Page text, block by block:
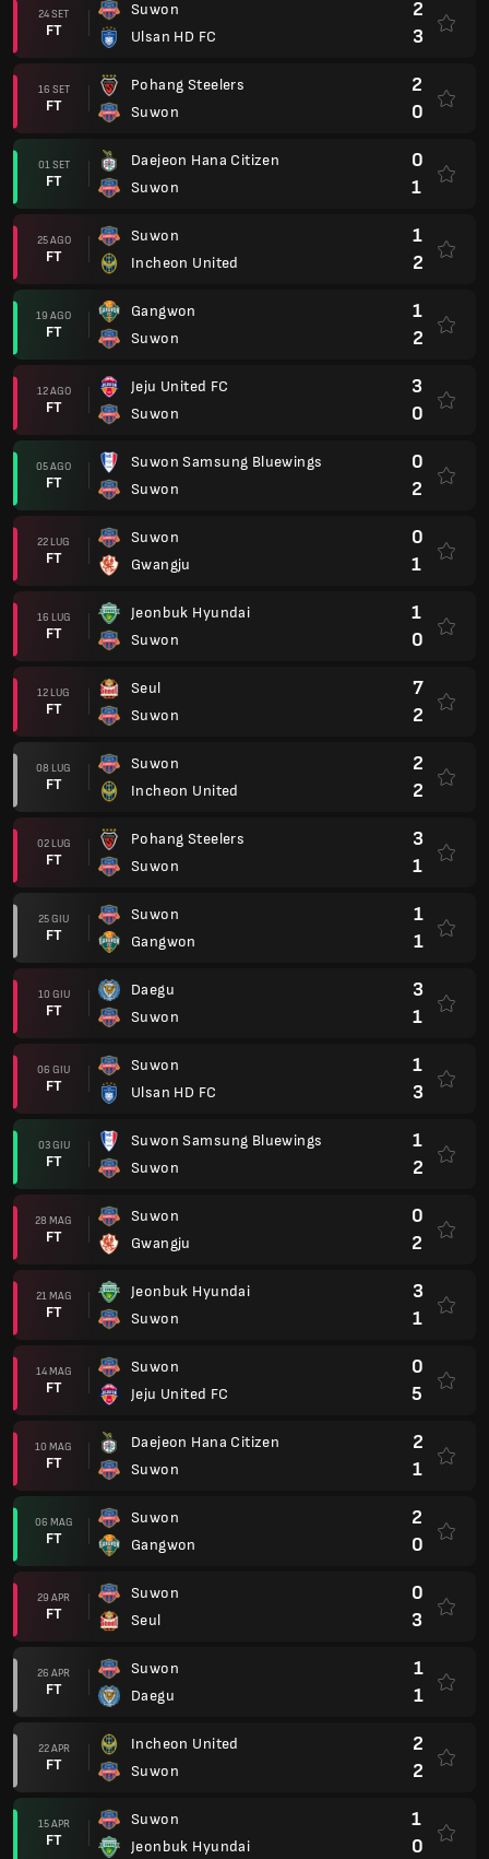
24 SET
FT
Suwon
Ulsan HD FC
2
3
16 SET
FT
Pohang Steelers
Suwon
2
0
01 SET
FT
Daejeon Hana Citizen
Suwon
0
1
25 AGO
FT
Suwon
Incheon United
1
2
19 AGO
FT
Gangwon
Suwon
1
2
12 AGO
FT
Jeju United FC
Suwon
3
0
05 AGO
FT
Suwon Samsung Bluewings
Suwon
0
2
22 LUG
FT
Suwon
Gwangju
0
1
16 LUG
FT
Jeonbuk Hyundai
Suwon
1
0
12 LUG
FT
Seul
Suwon
7
2
08 LUG
FT
Suwon
Incheon United
2
2
02 LUG
FT
Pohang Steelers
Suwon
3
1
25 GIU
FT
Suwon
Gangwon
1
1
10 GIU
FT
Daegu
Suwon
3
1
06 GIU
FT
Suwon
Ulsan HD FC
1
3
03 GIU
FT
Suwon Samsung Bluewings
Suwon
1
2
28 MAG
FT
Suwon
Gwangju
0
2
21 MAG
FT
Jeonbuk Hyundai
Suwon
3
1
14 MAG
FT
Suwon
Jeju United FC
0
5
10 MAG
FT
Daejeon Hana Citizen
Suwon
2
1
06 MAG
FT
Suwon
Gangwon
2
0
29 APR
FT
Suwon
Seul
0
3
26 APR
FT
Suwon
Daegu
1
1
22 APR
FT
Incheon United
Suwon
2
2
15 APR
FT
Suwon
Jeonbuk Hyundai
1
0